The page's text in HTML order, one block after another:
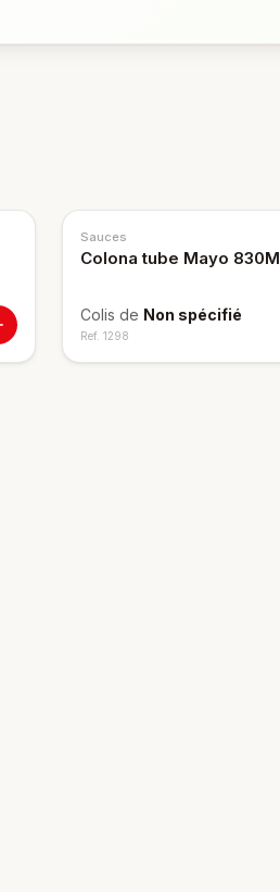
Sauces
Colona tube Mayo 830M
Colis de Non spécifié
Ref. 1298